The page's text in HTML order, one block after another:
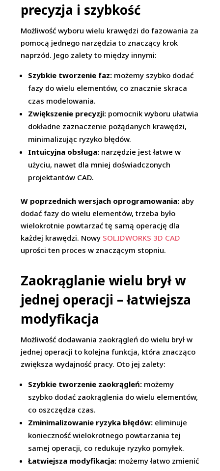
precyzja i szybkość
Możliwość wyboru wielu krawędzi do fazowania za
pomocą jednego narzędzia to znaczący krok
naprzód. Jego zalety to między innymi:
Szybkie tworzenie faz: możemy szybko dodać
fazy do wielu elementów, co znacznie skraca
czas modelowania.
Zwiększenie precyzji: pomocnik wyboru ułatwia
dokładne zaznaczenie pożądanych krawędzi,
minimalizując ryzyko błędów.
Intuicyjna obsługa: narzędzie jest łatwe w
użyciu, nawet dla mniej doświadczonych
projektantów CAD.
W poprzednich wersjach oprogramowania: aby
dodać fazy do wielu elementów, trzeba było
wielokrotnie powtarzać tę samą operację dla
każdej krawędzi. Nowy SOLIDWORKS 3D CAD
uprości ten proces w znaczącym stopniu.
Zaokrąglanie wielu brył w
jednej operacji – łatwiejsza
modyfikacja
Możliwość dodawania zaokrągleń do wielu brył w
jednej operacji to kolejna funkcja, która znacząco
zwiększa wydajność pracy. Oto jej zalety:
Szybkie tworzenie zaokrągleń: możemy
szybko dodać zaokrąglenia do wielu elementów,
co oszczędza czas.
Zminimalizowanie ryzyka błędów: eliminuje
konieczność wielokrotnego powtarzania tej
samej operacji, co redukuje ryzyko pomyłek.
Łatwiejsza modyfikacja: możemy łatwo zmienić